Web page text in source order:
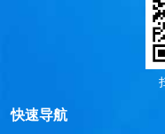
快速导航